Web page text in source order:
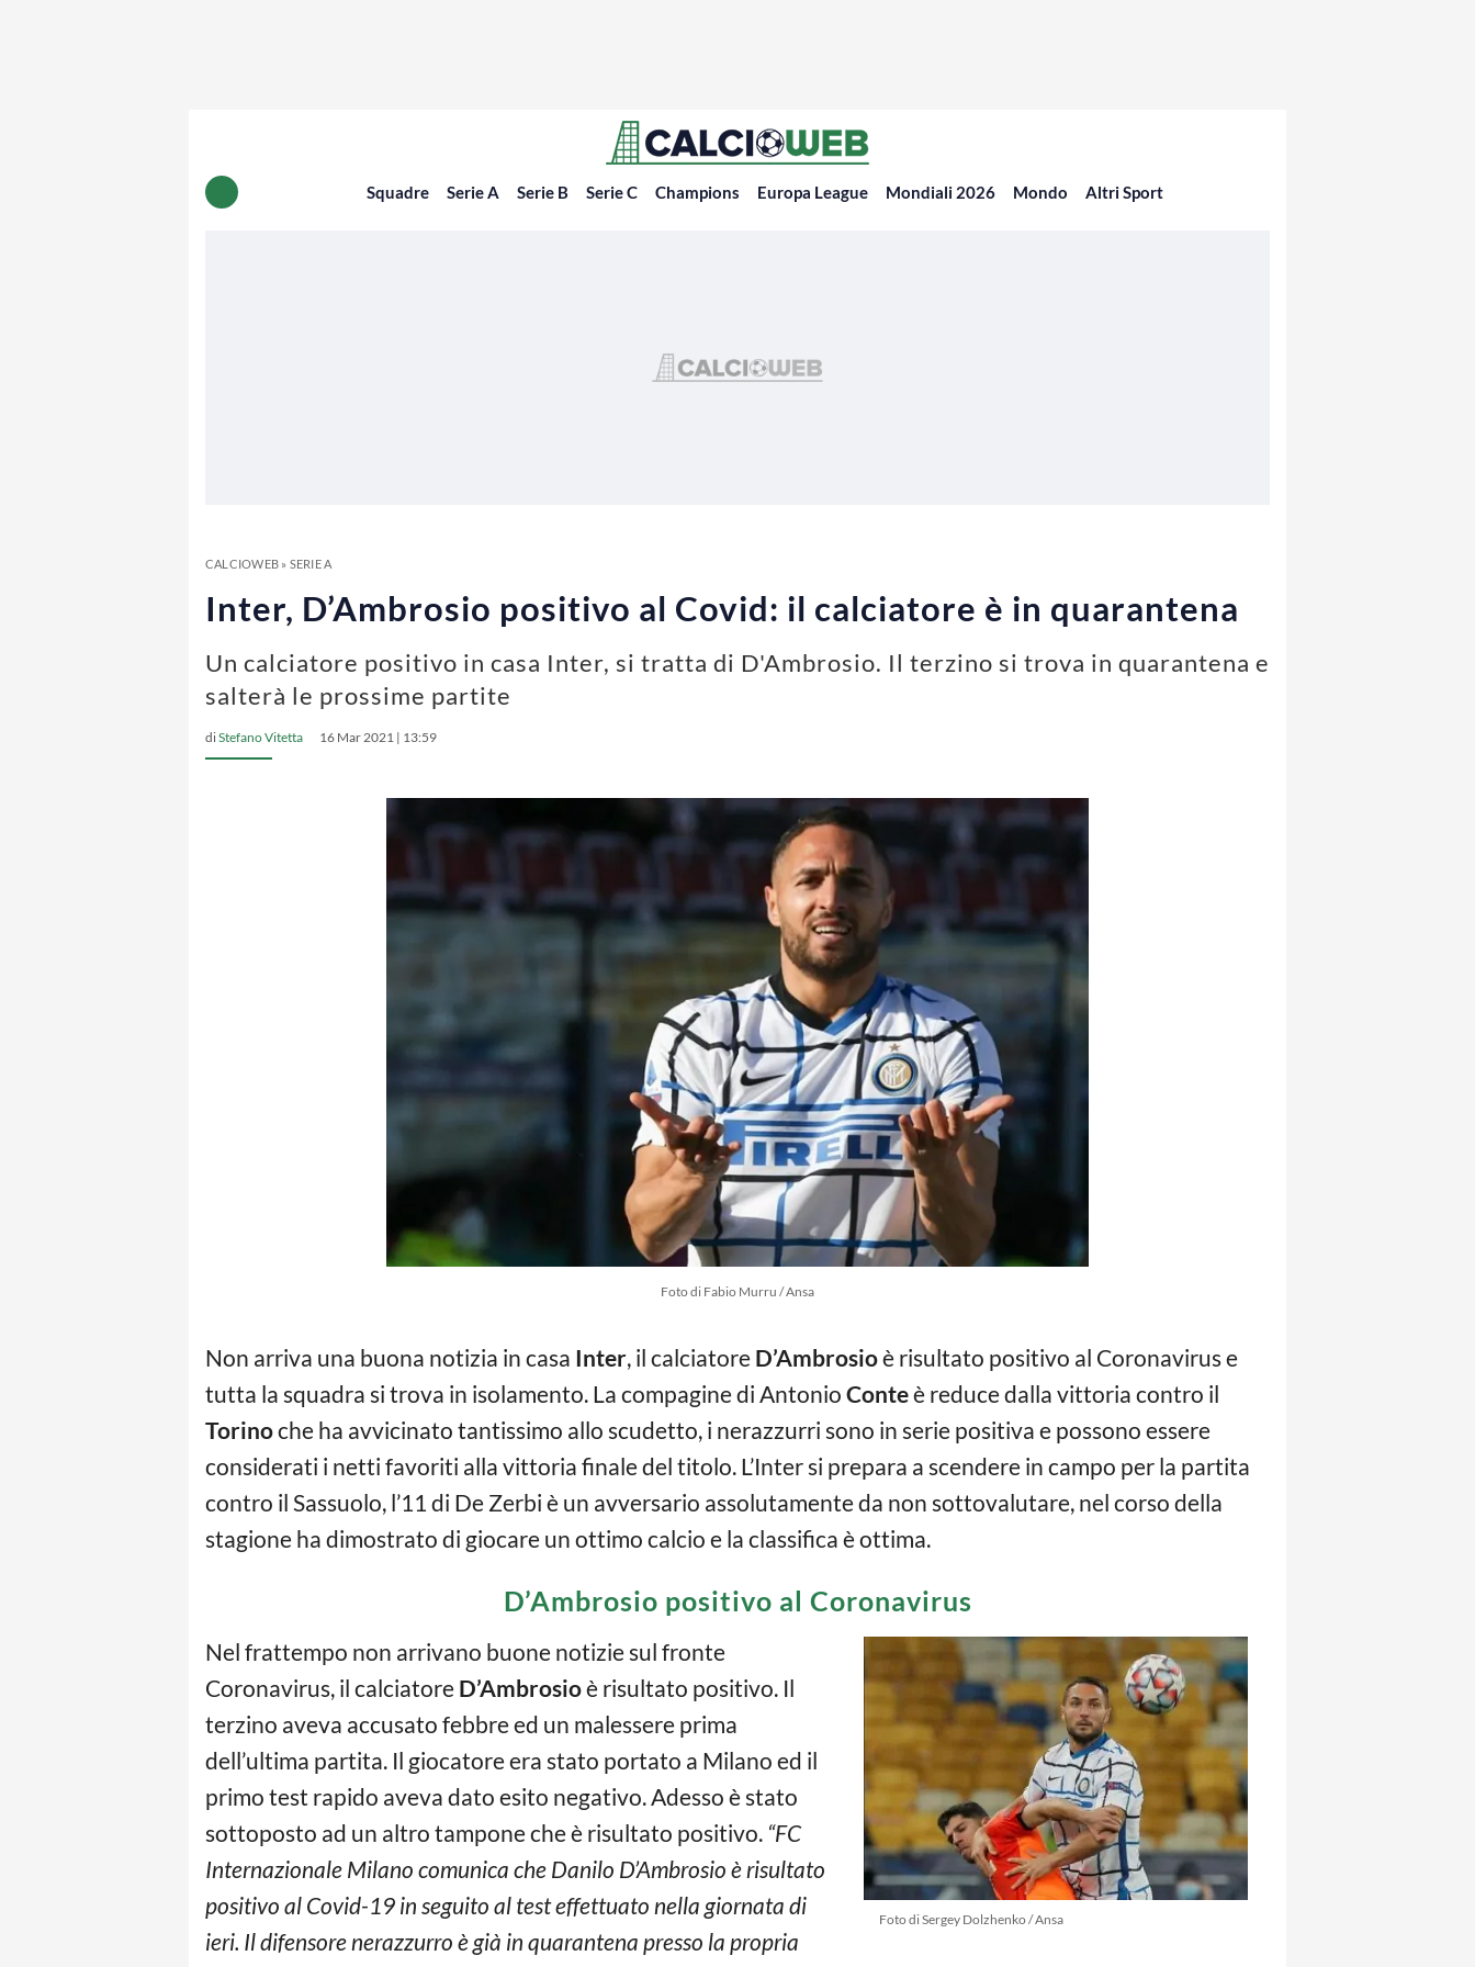
Squadre Serie A Serie B Serie C Champions Europa League Mondiali 2026 Mondo Altri Sport
CALCIOWEB» SERIE A
Inter, D’Ambrosio positivo al Covid: il calciatore è in quarantena
Un calciatore positivo in casa Inter, si tratta di D'Ambrosio. Il terzino si trova in quarantena e
salterà le prossime partite
diStefano Vitetta 16 Mar 2021 | 13:59
Foto di Fabio Murru / Ansa
Non arriva una buona notizia in casa Inter, il calciatore D’Ambrosioè risultato positivo al Coronavirus e
tutta la squadra si trova in isolamento. La compagine di Antonio Conteè reduce dalla vittoria contro il
Torinoche ha avvicinato tantissimo allo scudetto, i nerazzurri sono in serie positiva e possono essere
considerati i netti favoriti alla vittoria finale del titolo. L’Inter si prepara a scendere in campo per la partita
contro il Sassuolo, l’11 di De Zerbi è un avversario assolutamente da non sottovalutare, nel corso della
stagione ha dimostrato di giocare un ottimo calcio e la classifica è ottima.
D’Ambrosio positivo al Coronavirus
Foto di Sergey Dolzhenko / Ansa
Nel frattempo non arrivano buone notizie sul fronte
Coronavirus, il calciatore D’Ambrosioè risultato positivo. Il
terzino aveva accusato febbre ed un malessere prima
dell’ultima partita. Il giocatore era stato portato a Milano ed il
primo test rapido aveva dato esito negativo. Adesso è stato
sottoposto ad un altro tampone che è risultato positivo. “FC
Internazionale Milano comunica che Danilo D’Ambrosio è risultato
positivo al Covid-19 in seguito al test effettuato nella giornata di
ieri. Il difensore nerazzurro è già in quarantena presso la propria